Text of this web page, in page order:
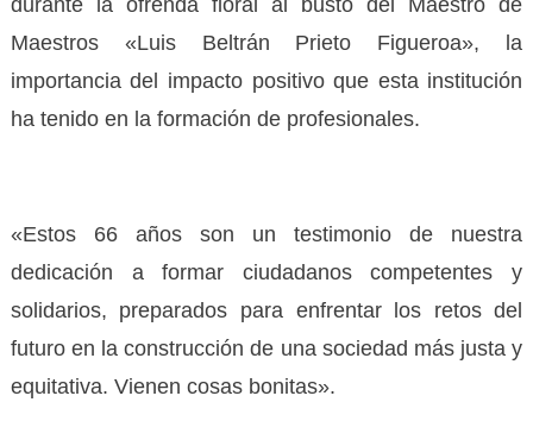
Maestros «Luis Beltrán Prieto Figueroa», la
importancia del impacto positivo que esta institución
ha tenido en la formación de profesionales.
«Estos 66 años son un testimonio de nuestra
dedicación a formar ciudadanos competentes y
solidarios, preparados para enfrentar los retos del
futuro en la construcción de una sociedad más justa y
equitativa. Vienen cosas bonitas».